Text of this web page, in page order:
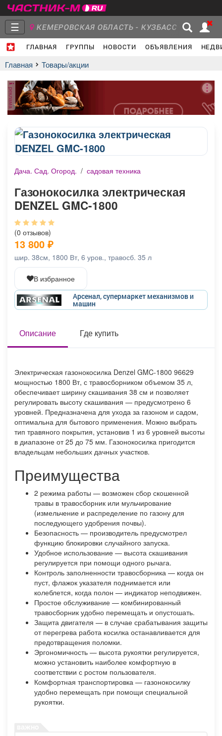
☰ КЕМЕРОВСКАЯ ОБЛАСТЬ - КУЗБАСС
ГЛАВНАЯ ГРУППЫ НОВОСТИ ОБЪЯВЛЕНИЯ
Главная
Объявления Недвижимость Услуги
Работа Транспорт
Афиша
Главная Товары/акции
реклама
Дача. Сад. Огород. / садовая техника
Газонокосилка электрическая
DENZEL GMC-1800
(0 отзывов)
13 800 ₽
шир. 38см, 1800 Вт, 6 уров., травосб. 35 л
В избранное
Арсенал, супермаркет механизмов и
машин
Описание Где купить
Электрическая газонокосилка Denzel GMC-1800 96629
мощностью 1800 Вт, с травосборником объемом 35 л,
обеспечивает ширину скашивания 38 см и позволяет
регулировать высоту скашивания — предусмотрено 6
уровней. Предназначена для ухода за газоном и садом,
оптимальна для бытового применения. Можно выбрать
тип травяного покрытия, установив 1 из 6 уровней высоты
в диапазоне от 25 до 75 мм. Газонокосилка пригодится
владельцам небольших дачных участков.
Преимущества
2 режима работы — возможен сбор скошенной
травы в травосборник или мульчирование
(измельчение и распределение по газону для
последующего удобрения почвы).
Безопасность — производитель предусмотрел
функцию блокировки случайного запуска.
Удобное использование — высота скашивания
регулируется при помощи одного рычага.
Контроль заполненности травосборника — когда он
пуст, флажок указателя поднимается или
колеблется, когда полон — индикатор неподвижен.
Простое обслуживание — комбинированный
травосборник удобно перемещать и опустошать.
Защита двигателя — в случае срабатывания защиты
от перегрева работа косилка останавливается для
предотвращения поломки.
Эргономичность — высота рукоятки регулируется,
можно установить наиболее комфортную в
соответствии с ростом пользователя.
Комфортная транспортировка — газонокосилку
удобно перемещать при помощи специальной
рукоятки.